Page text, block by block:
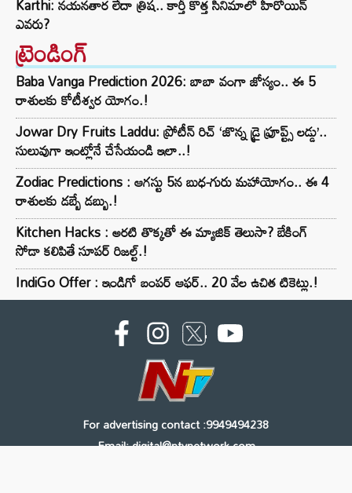
Karthi: నయనతార లేదా త్రిష.. కార్తీ కొత్త సినిమాలో హీరోయిన్
ఎవరు?
ట్రెండింగ్‌
Baba Vanga Prediction 2026: బాబా వంగా జోస్యం.. ఈ 5
రాశులకు కోటీశ్వర యోగం.!
Jowar Dry Fruits Laddu: ప్రోటీన్ రిచ్ ‘జొన్న డ్రై ఫ్రూప్ట్స్ లడ్డు’..
సులువుగా ఇంట్లోనే చేసేయండి ఇలా..!
Zodiac Predictions : ఆగస్టు 5న బుధ-గురు మహాయోగం.. ఈ 4
రాశులకు డబ్బే డబ్బు.!
Kitchen Hacks : అరటి తొక్కతో ఈ మ్యాజిక్ తెలుసా? బేకింగ్
సోడా కలిపితే సూపర్ రిజల్ట్.!
IndiGo Offer : ఇండిగో బంపర్ ఆఫర్.. 20 వేల ఉచిత టికెట్లు.!
For advertising contact :9949494238
Email: digital@ntvnetwork.com